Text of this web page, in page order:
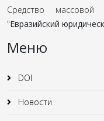
Средство
"Евразийский
Меню
DOI
Новости